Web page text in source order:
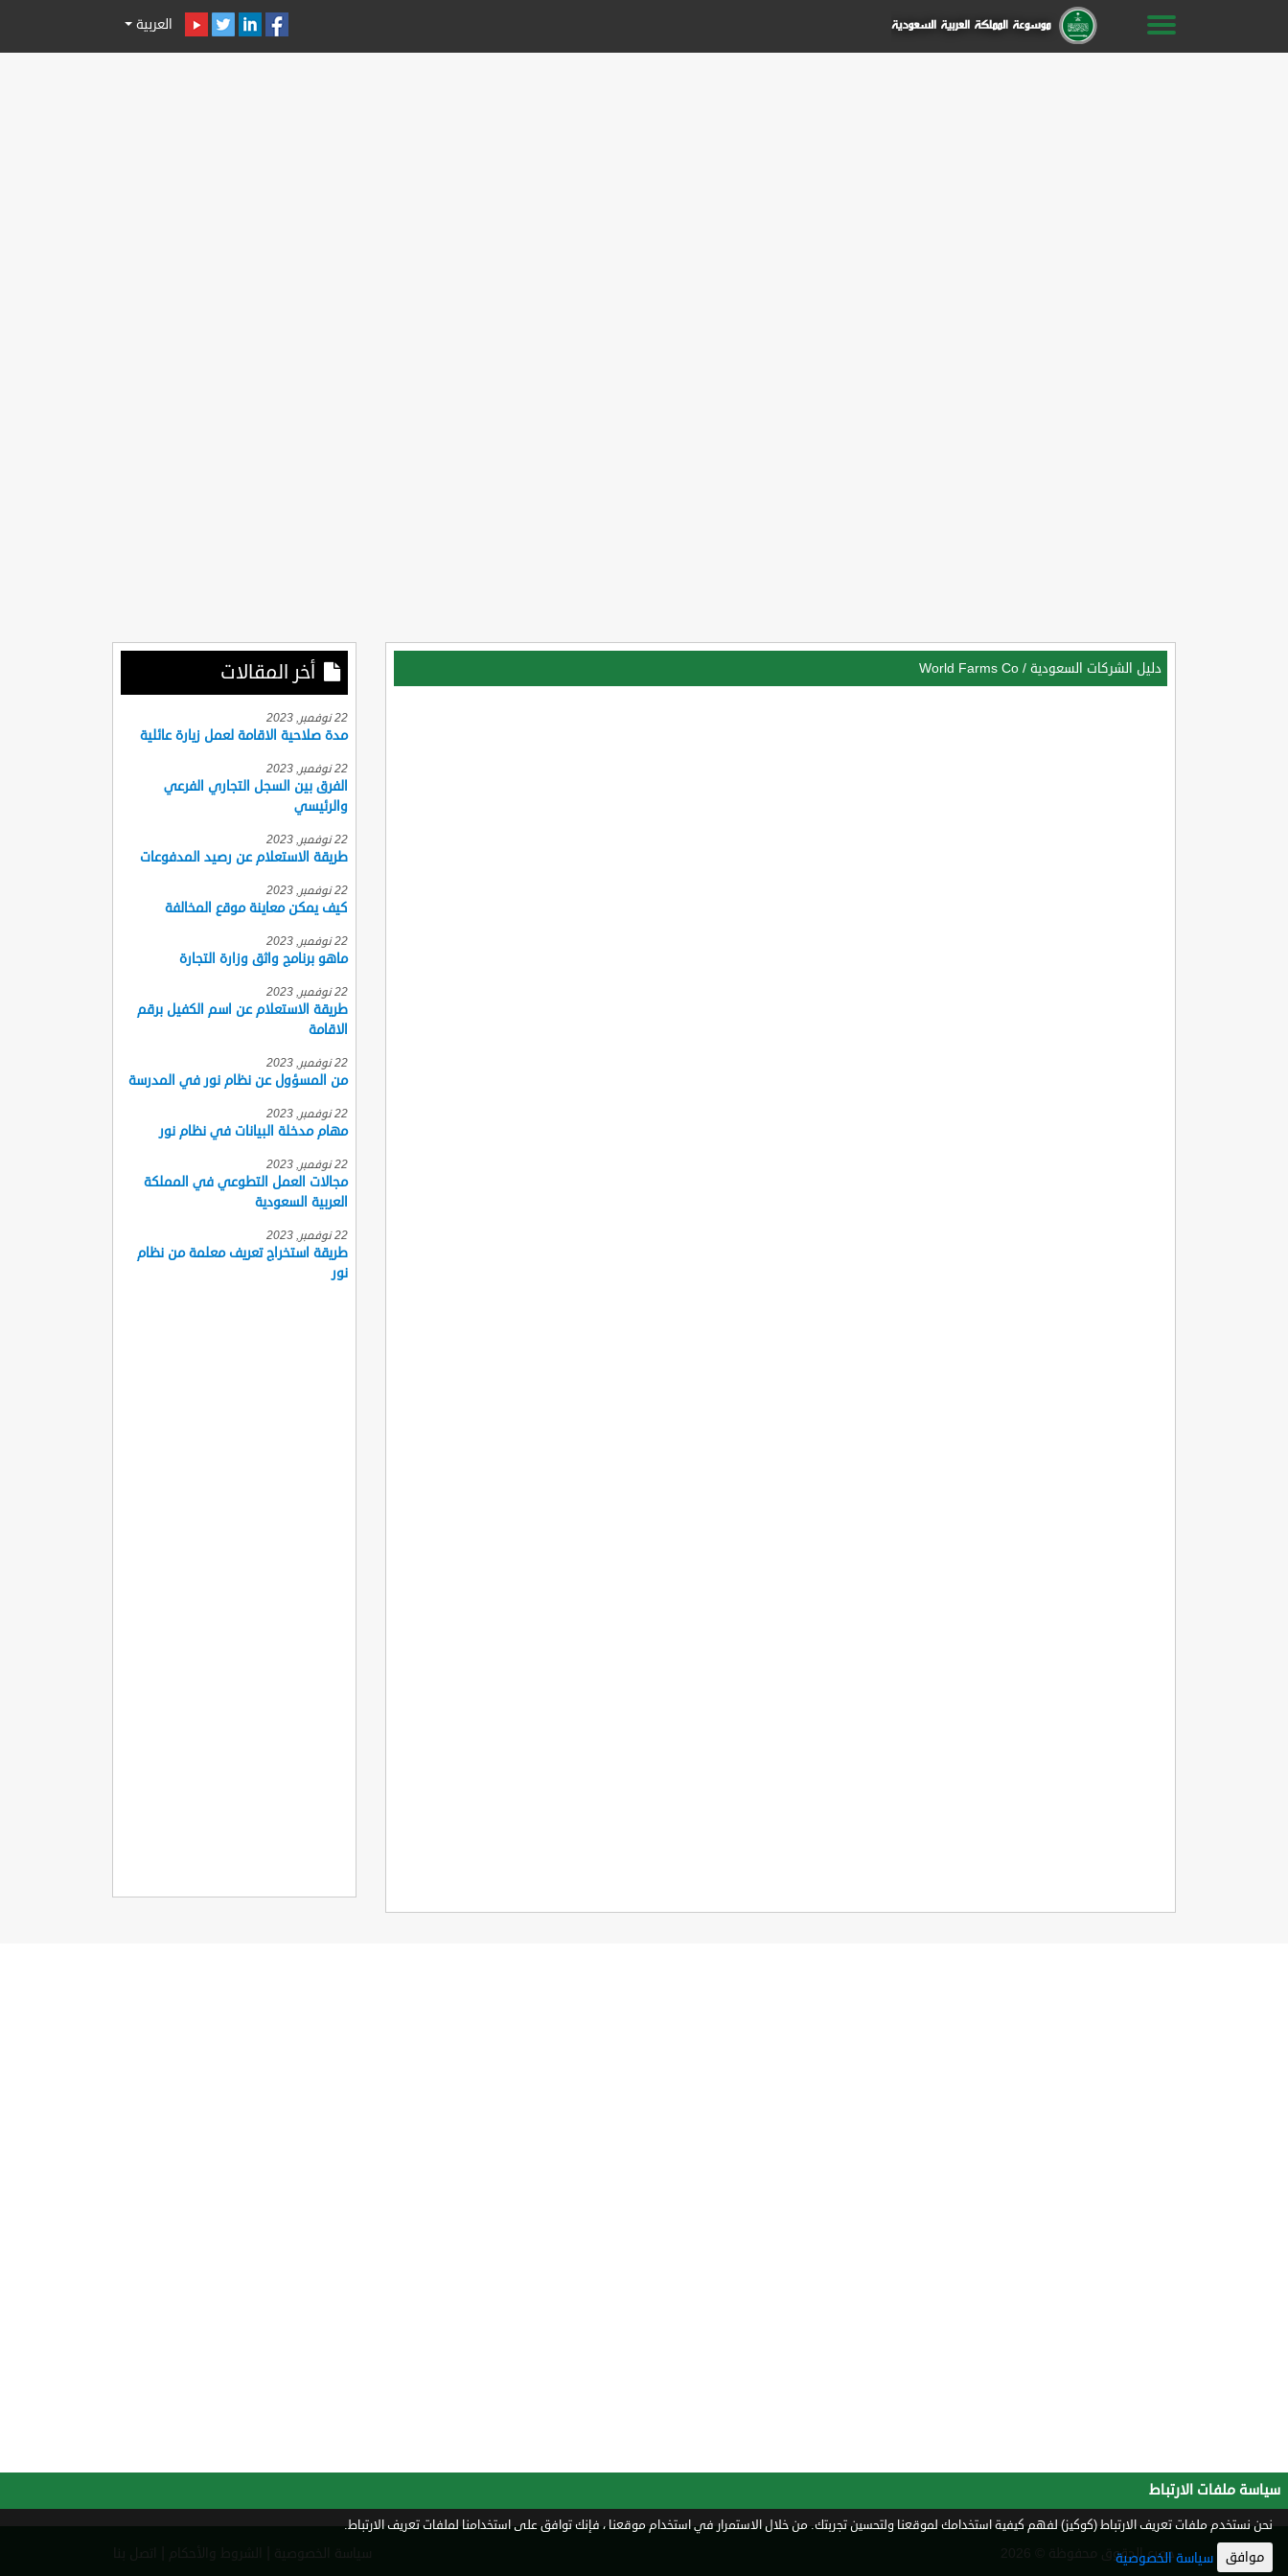
العربية
دليل الشركات السعودية /
World Farms Co أخر المقالات
22 نوفمبر, 2023
مدة صلاحية الاقامة لعمل زيارة عائلية
22 نوفمبر, 2023
الفرق بين السجل التجاري الفرعي
والرئيسي
22 نوفمبر, 2023
طريقة الاستعلام عن رصيد المدفوعات
22 نوفمبر, 2023
كيف يمكن معاينة موقع المخالفة
22 نوفمبر, 2023
ماهو برنامج واثق وزارة التجارة
22 نوفمبر, 2023
طريقة الاستعلام عن اسم الكفيل برقم
الاقامة
22 نوفمبر, 2023
من المسؤول عن نظام نور في المدرسة
22 نوفمبر, 2023
مهام مدخلة البيانات في نظام نور
22 نوفمبر, 2023
مجالات العمل التطوعي في المملكة
العربية السعودية
22 نوفمبر, 2023
طريقة استخراج تعريف معلمة من نظام
نور
جميع الحقوق محفوظة © 2026
سياسة ملفات الارتباط
نحن نستخدم ملفات تعريف الارتباط (كوكيز) لفهم كيفية استخدامك لموقعنا ولتحسين تجربتك. من خلال الاستمرار في استخدام موقعنا ، فإنك توافق على استخدامنا لملفات تعريف الارتباط.
موافق سياسة الخصوصية